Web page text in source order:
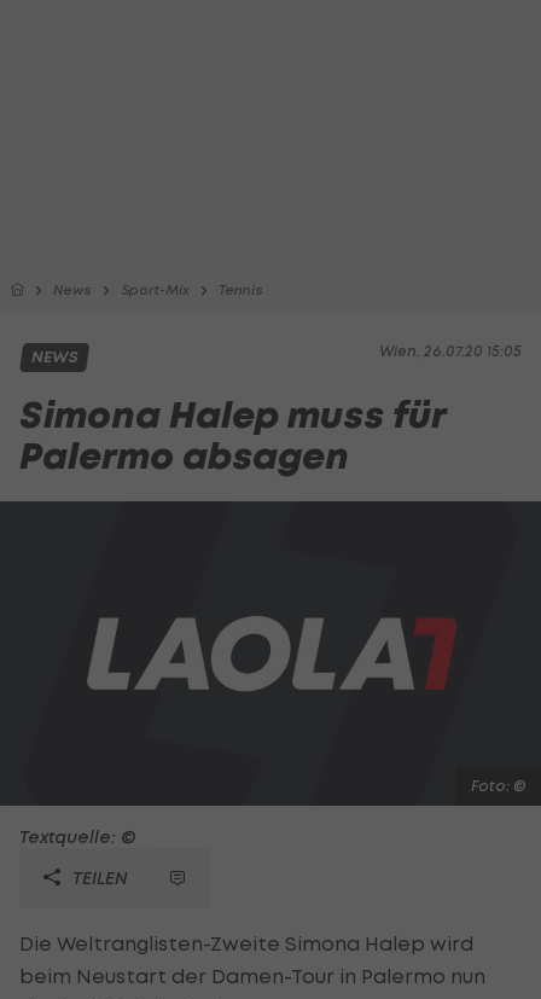
News Sport-Mix Tennis
Wien, 26.07.20 15:05
NEWS
Simona Halep muss für
Palermo absagen
Foto: ©
Textquelle: ©
TEILEN
Die Weltranglisten-Zweite Simona Halep wird
beim Neustart der Damen-Tour in Palermo nun